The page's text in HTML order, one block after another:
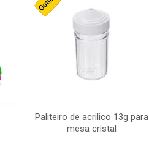
Paliteiro de acrilico 13g para
mesa cristal